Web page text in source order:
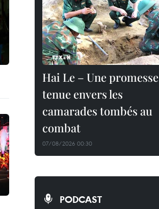
Hai Le – Une promesse
tenue envers les
camarades tombés au
combat
07/08/2026 00:30
PODCAST